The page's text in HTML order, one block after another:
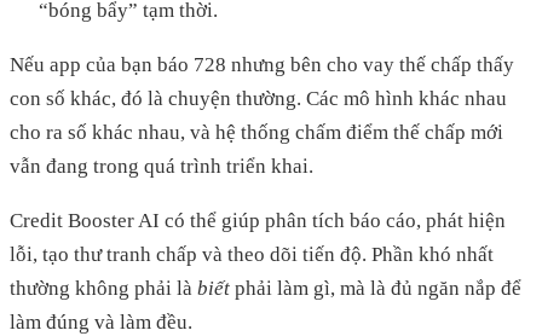
“bóng bẩy” tạm thời.
Nếu app của bạn báo 728 nhưng bên cho vay thế chấp thấy
con số khác, đó là chuyện thường. Các mô hình khác nhau
cho ra số khác nhau, và hệ thống chấm điểm thế chấp mới
vẫn đang trong quá trình triển khai.
Credit Booster AI có thể giúp phân tích báo cáo, phát hiện
lỗi, tạo thư tranh chấp và theo dõi tiến độ. Phần khó nhất
thường không phải là biết phải làm gì, mà là đủ ngăn nắp để
làm đúng và làm đều.